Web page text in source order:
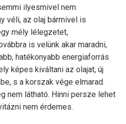
ilyesmivel nem
véli, az olaj bármivel is
mély lélegzetet,
is velünk akar maradni,
hatékonyabb energiaforrás
képes kiváltani az olajat, új
s a korszak vége elmarad.
nem látható. Hinni persze lehet
nem érdemes.